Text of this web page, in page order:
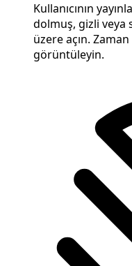
Kullanıcının
dolmuş, gizli veya
üzere açın.
görüntüleyin.